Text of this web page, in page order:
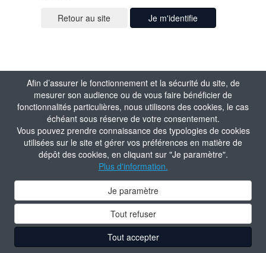
Afin d’assurer le fonctionnement et la sécurité du site, de
mesurer son audience ou de vous faire bénéficier de
fonctionnalités particulières, nous utilisons des cookies, le cas
échéant sous réserve de votre consentement.
Vous pouvez prendre connaissance des typologies de cookies
utilisées sur le site et gérer vos préférences en matière de
dépôt des cookies, en cliquant sur "Je paramètre".
Plus d'information.
Je paramètre
Tout refuser
Tout accepter
Je m'identifie